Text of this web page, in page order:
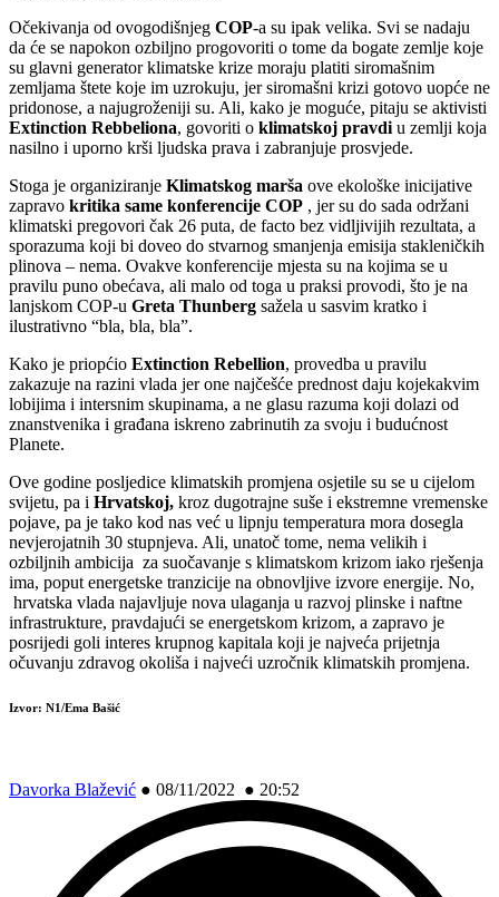
Očekivanja od ovogodišnjeg COP-a su ipak velika. Svi se nadaju
da će se napokon ozbiljno progovoriti o tome da bogate zemlje koje
su glavni generator klimatske krize moraju platiti siromašnim
zemljama štete koje im uzrokuju, jer siromašni krizi gotovo uopće ne
pridonose, a najugroženiji su. Ali, kako je moguće, pitaju se aktivisti
Extinction Rebbeliona, govoriti o klimatskoj pravdi u zemlji koja
nasilno i uporno krši ljudska prava i zabranjuje prosvjede.
Stoga je organiziranje Klimatskog marša ove ekološke inicijative
zapravo kritika same konferencije COP , jer su do sada održani
klimatski pregovori čak 26 puta, de facto bez vidljivijih rezultata, a
sporazuma koji bi doveo do stvarnog smanjenja emisija stakleničkih
plinova – nema. Ovakve konferencije mjesta su na kojima se u
pravilu puno obećava, ali malo od toga u praksi provodi, što je na
lanjskom COP-u Greta Thunberg sažela u sasvim kratko i
ilustrativno “bla, bla, bla”.
Kako je priopćio Extinction Rebellion, provedba u pravilu
zakazuje na razini vlada jer one najčešće prednost daju kojekakvim
lobijima i intersnim skupinama, a ne glasu razuma koji dolazi od
znanstvenika i građana iskreno zabrinutih za svoju i budućnost
Planete.
Ove godine posljedice klimatskih promjena osjetile su se u cijelom
svijetu, pa i Hrvatskoj, kroz dugotrajne suše i ekstremne vremenske
pojave, pa je tako kod nas već u lipnju temperatura mora dosegla
nevjerojatnih 30 stupnjeva. Ali, unatoč tome, nema velikih i
ozbiljnih ambicija za suočavanje s klimatskom krizom iako rješenja
ima, poput energetske tranzicije na obnovljive izvore energije. No,
hrvatska vlada najavljuje nova ulaganja u razvoj plinske i naftne
infrastrukture, pravdajući se energetskom krizom, a zapravo je
posrijedi goli interes krupnog kapitala koji je najveća prijetnja
očuvanju zdravog okoliša i najveći uzročnik klimatskih promjena.
Izvor: N1/Ema Bašić
Davorka Blažević ● 08/11/2022 ● 20:52